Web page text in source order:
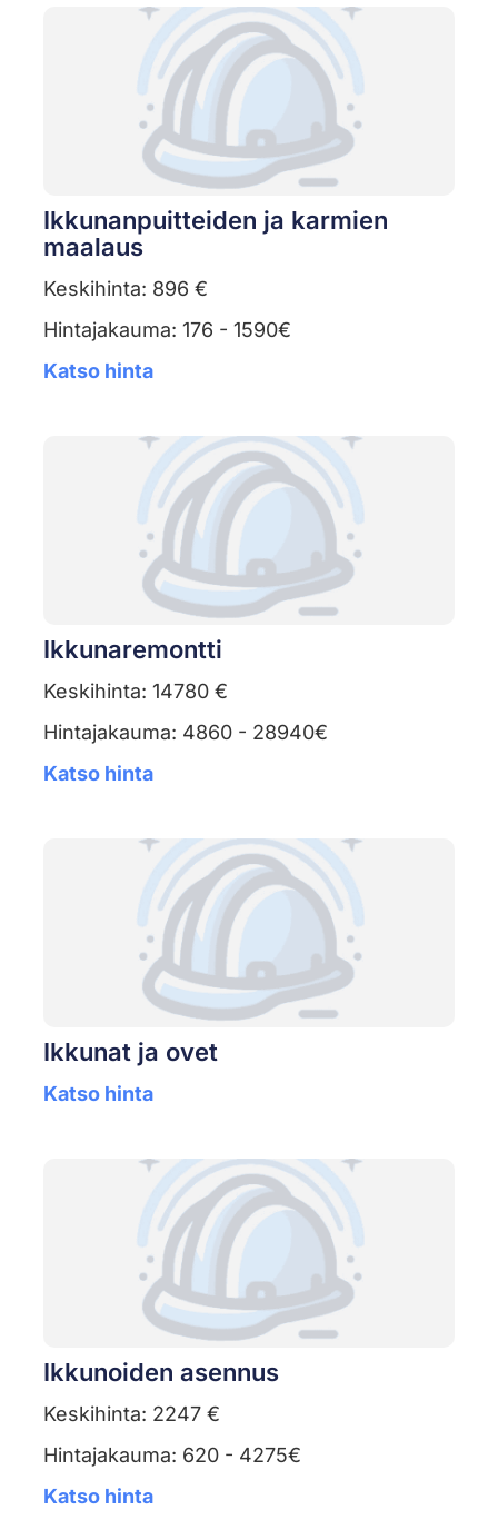
Ikkunanpuitteiden ja karmien
maalaus
Keskihinta: 896 €
Hintajakauma: 176 - 1590€
Katso hinta
Ikkunaremontti
Keskihinta: 14780 €
Hintajakauma: 4860 - 28940€
Katso hinta
Ikkunat ja ovet
Katso hinta
Ikkunoiden asennus
Keskihinta: 2247 €
Hintajakauma: 620 - 4275€
Katso hinta